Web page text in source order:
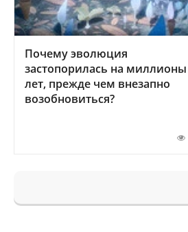
Почему эволюция
застопорилась на миллионы
лет, прежде чем внезапно
возобновиться?